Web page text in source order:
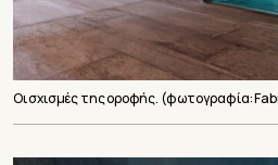
Οι σχισμές της οροφής. (φωτογραφία: